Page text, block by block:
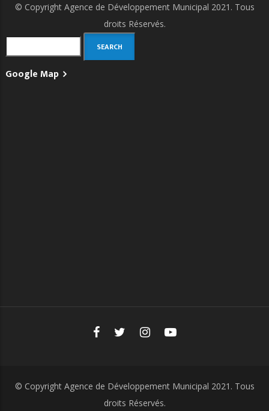
© Copyright Agence de Développement Municipal 2021. Tous
droits Réservés.
Google Map
© Copyright Agence de Développement Municipal 2021. Tous
droits Réservés.